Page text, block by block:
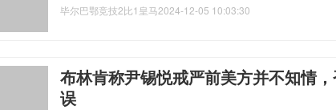
毕尔巴鄂竞技2比1皇马2024-12-05 10:03:30
布林肯称尹锡悦戒严前美方并不知情
误